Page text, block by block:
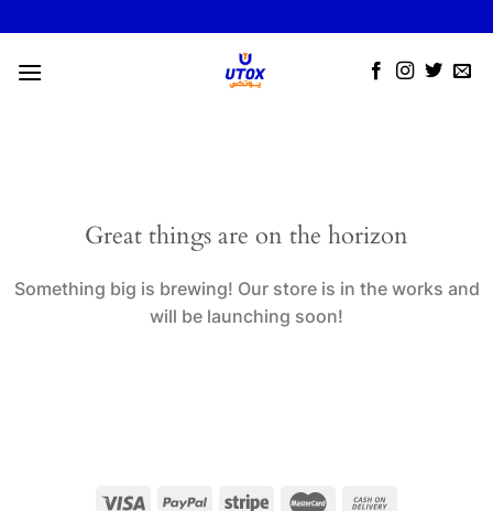
to
content
Great things are on the horizon
Something big is brewing! Our store is in the works and
will be launching soon!